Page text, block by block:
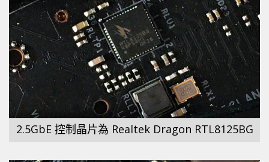
2.5GbE 控制晶片為 Realtek Dragon RTL8125BG